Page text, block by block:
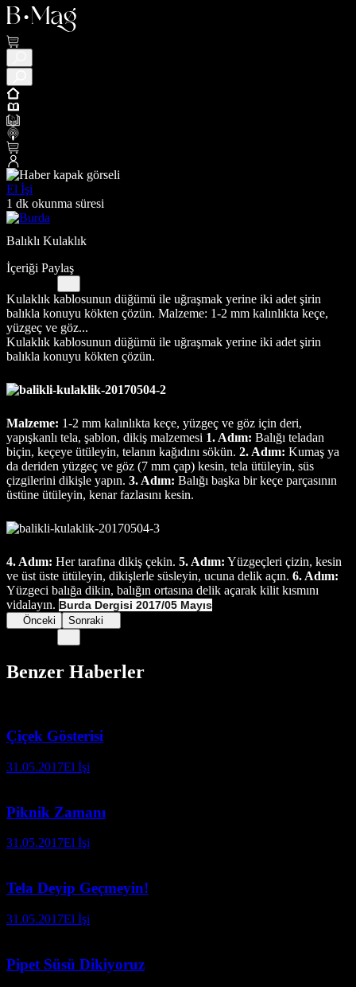
El İşi
1 dk okunma süresi
Balıklı Kulaklık
İçeriği Paylaş
Kulaklık kablosunun düğümü ile uğraşmak yerine iki adet şirin
balıkla konuyu kökten çözün. Malzeme: 1-2 mm kalınlıkta keçe,
yüzgeç ve göz...
Kulaklık kablosunun düğümü ile uğraşmak yerine iki adet şirin
balıkla konuyu kökten çözün.
Malzeme: 1-2 mm kalınlıkta keçe, yüzgeç ve göz için deri,
yapışkanlı tela, şablon, dikiş malzemesi 1. Adım: Balığı teladan
biçin, keçeye ütüleyin, telanın kağıdını sökün. 2. Adım: Kumaş ya
da deriden yüzgeç ve göz (7 mm çap) kesin, tela ütüleyin, süs
çizgilerini dikişle yapın. 3. Adım: Balığı başka bir keçe parçasının
üstüne ütüleyin, kenar fazlasını kesin.
4. Adım: Her tarafına dikiş çekin. 5. Adım: Yüzgeçleri çizin, kesin
ve üst üste ütüleyin, dikişlerle süsleyin, ucuna delik açın. 6. Adım:
Yüzgeci balığa dikin, balığın ortasına delik açarak kilit kısmını
vidalayın. Burda Dergisi 2017/05 Mayıs
Önceki Sonraki
Benzer Haberler
Çiçek Gösterisi
31.05.2017El İşi
Piknik Zamanı
31.05.2017El İşi
Tela Deyip Geçmeyin!
31.05.2017El İşi
Pipet Süsü Dikiyoruz